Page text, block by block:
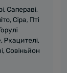
Сапераві,
Сіра, Пті
Ркацителі,
Совіньйон